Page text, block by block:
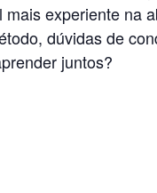
experiente na
dúvidas de
juntos?